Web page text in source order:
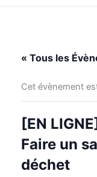
« Tous les
Cet évènement
[EN
Faire un
déchet